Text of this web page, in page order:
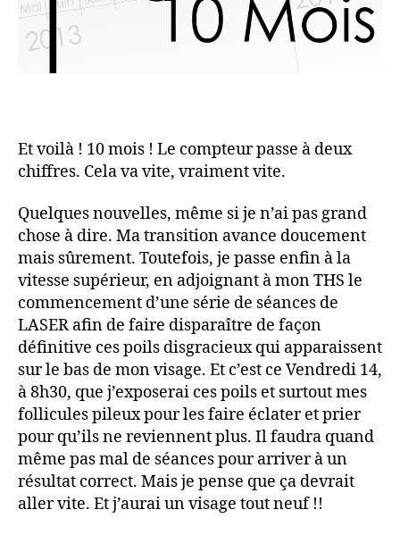
Et voilà ! 10 mois ! Le compteur passe à deux
chiffres. Cela va vite, vraiment vite.
Quelques nouvelles, même si je n’ai pas grand
chose à dire. Ma transition avance doucement
mais sûrement. Toutefois, je passe enfin à la
vitesse supérieur, en adjoignant à mon THS le
commencement d’une série de séances de
LASER afin de faire disparaître de façon
définitive ces poils disgracieux qui apparaissent
sur le bas de mon visage. Et c’est ce Vendredi 14,
à 8h30, que j’exposerai ces poils et surtout mes
follicules pileux pour les faire éclater et prier
pour qu’ils ne reviennent plus. Il faudra quand
même pas mal de séances pour arriver à un
résultat correct. Mais je pense que ça devrait
aller vite. Et j’aurai un visage tout neuf !!